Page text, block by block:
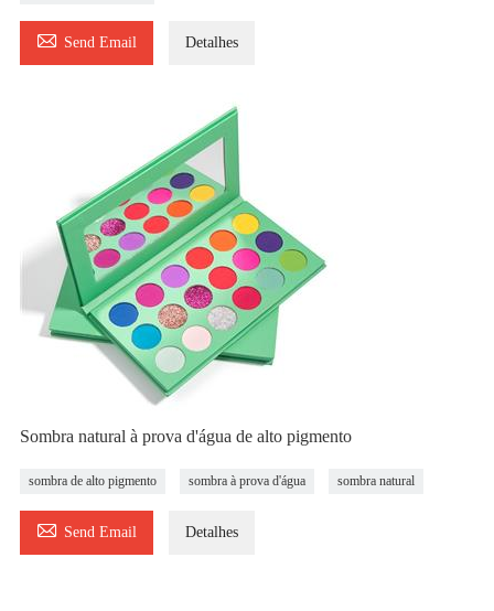
 Send Email Detalhes
Sombra natural à prova d'água de alto pigmento
sombra de alto pigmento sombra à prova d'água sombra natural
 Send Email Detalhes